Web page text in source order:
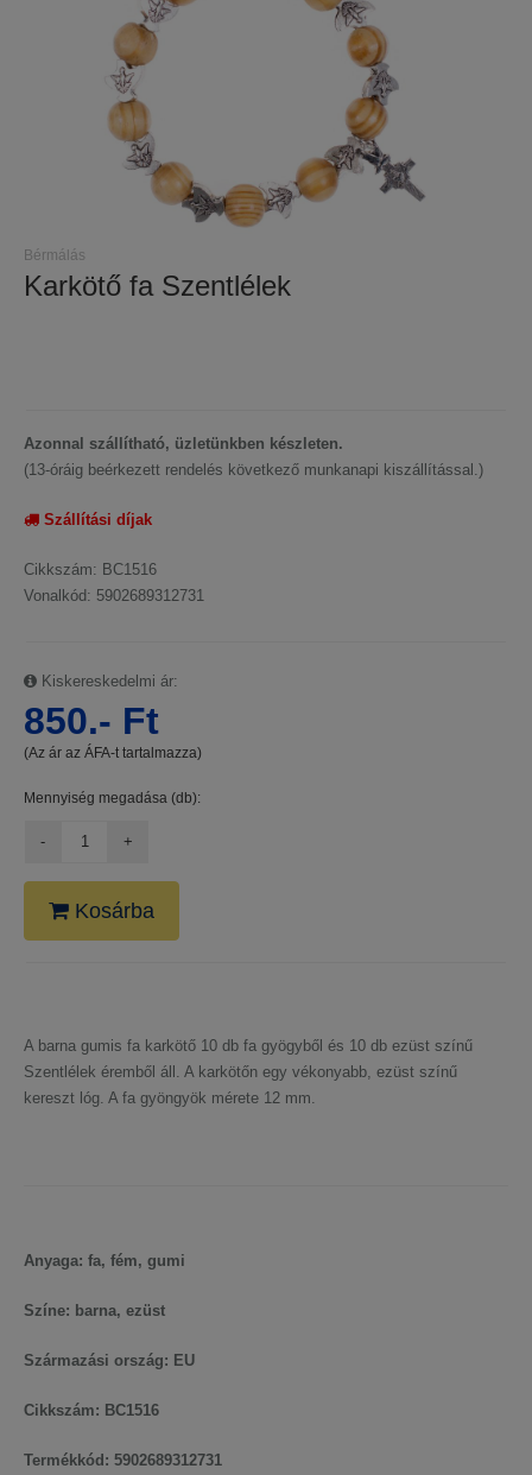
Bérmálás
Karkötő fa Szentlélek
Azonnal szállítható, üzletünkben készleten.
(13-óráig beérkezett rendelés következő munkanapi kiszállítással.)
Szállítási díjak
Cikkszám: BC1516
Vonalkód: 5902689312731
Kiskereskedelmi ár:
850.- Ft
(Az ár az ÁFA-t tartalmazza)
Mennyiség megadása (db):
Kosárba
A barna gumis fa karkötő 10 db fa gyögyből és 10 db ezüst színű
Szentlélek éremből áll. A karkötőn egy vékonyabb, ezüst színű
kereszt lóg. A fa gyöngyök mérete 12 mm.
Anyaga: fa, fém, gumi
Színe: barna, ezüst
Származási ország: EU
Cikkszám: BC1516
Termékkód: 5902689312731